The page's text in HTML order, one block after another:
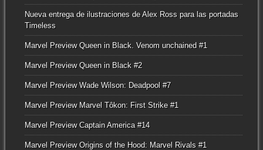
Nueva entrega de ilustraciones de Alex Ross para las portadas
Timeless
Marvel Preview Queen in Black. Venom unchained #1
Marvel Preview Queen in Black #2
Marvel Preview Wade Wilson: Deadpool #7
Marvel Preview Marvel Tôkon: First Strike #1
Marvel Preview Captain America #14
Marvel Preview Origins of the Hood: Marvel Rivals #1